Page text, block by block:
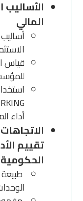
الأساليب
المالي
قياس
أداء
تقييم
الحكومية